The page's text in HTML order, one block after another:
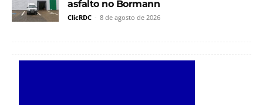
asfalto no Bormann
ClicRDC - 8 de agosto de 2026